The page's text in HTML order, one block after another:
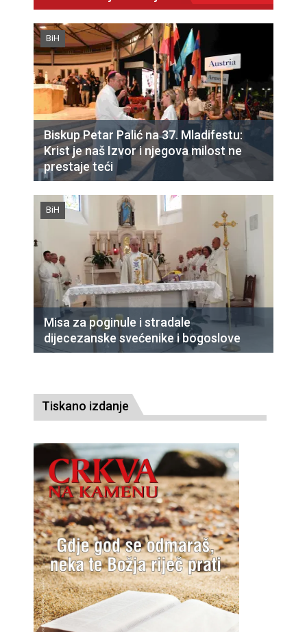
BiH
Biskup Petar Palić na 37. Mladifestu:
Krist je naš Izvor i njegova milost ne
prestaje teći
BiH
Misa za poginule i stradale
dijecezanske svećenike i bogoslove
Tiskano izdanje